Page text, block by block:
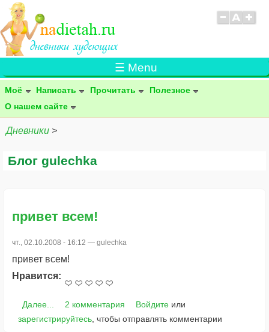
☰ Menu
Моё Написать Прочитать
Полезное
О нашем сайте
Дневники >
Блог gulechka
привет всем!
чт., 02.10.2008 - 16:12 — gulechka
привет всем!
Нравится:
Далее... 2 комментария Войдитеили
зарегистрируйтесь , чтобы отправлять комментарии